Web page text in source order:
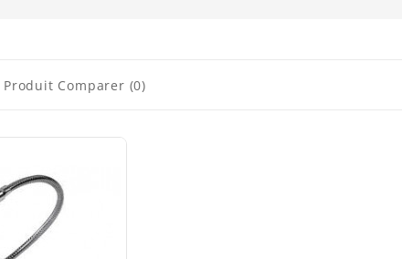
Produit Comparer (0)